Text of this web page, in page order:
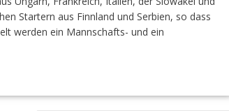
Startern aus Finnland und Serbien, so dass
werden ein Mannschafts- und ein